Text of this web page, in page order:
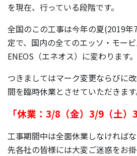
を現在、行っている段階です。
全国のこの工事は今年の夏(2019
定で、国内の全てのエッソ・モー
ENEOS（エネオス）に変わります。
つきましてはマーク変更ならびに
間を臨時休業とさせていただきます
「休業：3/8（金）3/9（土）
工事期間中は全面休業しなければ
先各社の皆様には大変ご迷惑をお